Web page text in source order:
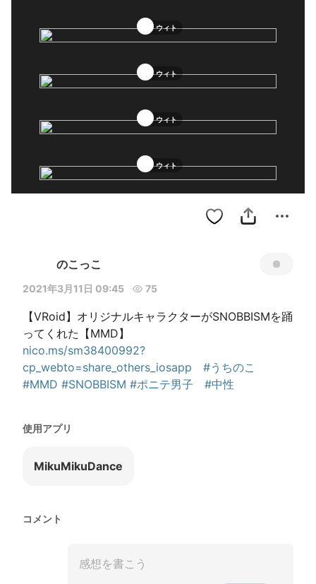
ウィト
ウィト
ウィト
ウィト
のこっこ
2021年3月11日 09:45 75
【VRoid】オリジナルキャラクターがSNOBBISMを踊
nico.ms/sm38400992?
cp_webto=share_others_iosapp
#うちのこ
#MMD #SNOBBISM #ポニテ男子 #中性
使用アプリ
MikuMikuDance
コメント